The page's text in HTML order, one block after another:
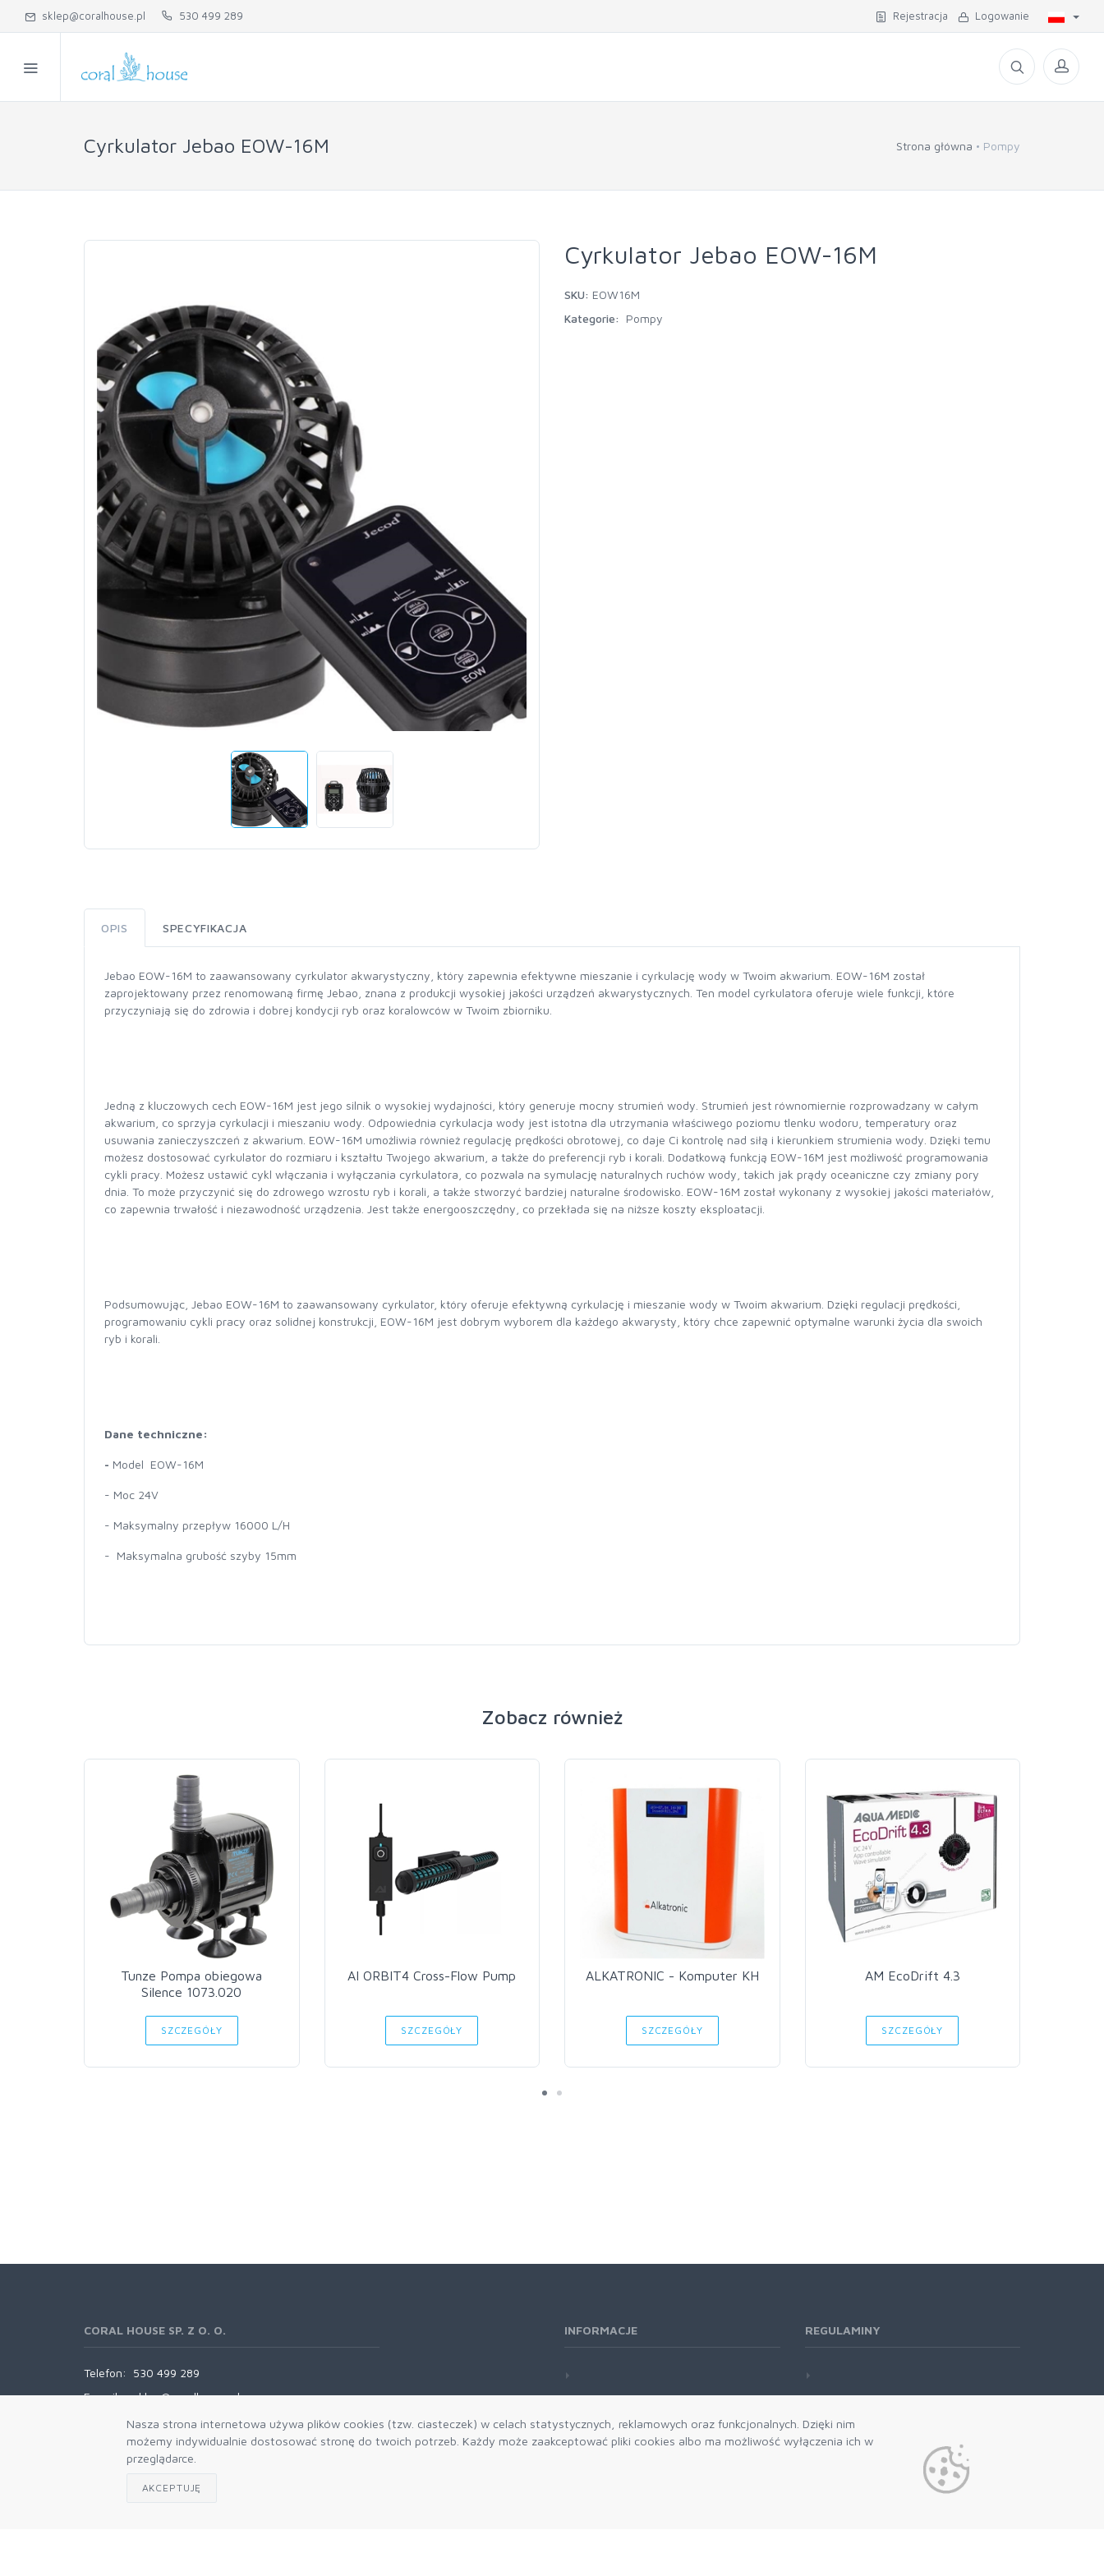
Nasza strona internetowa używa plików cookies (tzw. ciasteczek) w celach statystycznych, reklamowych oraz funkcjonalnych. Dzięki nim
możemy indywidualnie dostosować stronę do twoich potrzeb. Każdy może zaakceptować pliki cookies albo ma możliwość wyłączenia ich w
przeglądarce.
AKCEPTUJĘ
sklep@coralhouse.pl 530 499 289 Rejestracja Logowanie
Cyrkulator Jebao EOW-16M Strona główna Pompy
Cyrkulator Jebao EOW-16M
SKU: EOW16M
Kategorie:
Pompy
OPIS SPECYFIKACJA
Jebao EOW-16M to zaawansowany cyrkulator akwarystyczny, który zapewnia efektywne mieszanie i cyrkulację wody w Twoim akwarium. EOW-16M został
zaprojektowany przez renomowaną firmę Jebao, znana z produkcji wysokiej jakości urządzeń akwarystycznych. Ten model cyrkulatora oferuje wiele funkcji, które
przyczyniają się do zdrowia i dobrej kondycji ryb oraz koralowców w Twoim zbiorniku.
Jedną z kluczowych cech EOW-16M jest jego silnik o wysokiej wydajności, który generuje mocny strumień wody. Strumień jest równomiernie rozprowadzany w całym
akwarium, co sprzyja cyrkulacji i mieszaniu wody. Odpowiednia cyrkulacja wody jest istotna dla utrzymania właściwego poziomu tlenku wodoru, temperatury oraz
usuwania zanieczyszczeń z akwarium. EOW-16M umożliwia również regulację prędkości obrotowej, co daje Ci kontrolę nad siłą i kierunkiem strumienia wody. Dzięki temu
możesz dostosować cyrkulator do rozmiaru i kształtu Twojego akwarium, a także do preferencji ryb i korali. Dodatkową funkcją EOW-16M jest możliwość programowania
cykli pracy. Możesz ustawić cykl włączania i wyłączania cyrkulatora, co pozwala na symulację naturalnych ruchów wody, takich jak prądy oceaniczne czy zmiany pory
dnia. To może przyczynić się do zdrowego wzrostu ryb i korali, a także stworzyć bardziej naturalne środowisko. EOW-16M został wykonany z wysokiej jakości materiałów,
co zapewnia trwałość i niezawodność urządzenia. Jest także energooszczędny, co przekłada się na niższe koszty eksploatacji.
Podsumowując, Jebao EOW-16M to zaawansowany cyrkulator, który oferuje efektywną cyrkulację i mieszanie wody w Twoim akwarium. Dzięki regulacji prędkości,
programowaniu cykli pracy oraz solidnej konstrukcji, EOW-16M jest dobrym wyborem dla każdego akwarysty, który chce zapewnić optymalne warunki życia dla swoich
ryb i korali.
Dane techniczne:
- Model EOW-16M
- Moc 24V
- Maksymalny przepływ 16000 L/H
- Maksymalna grubość szyby 15mm
Zobacz również
Tunze Pompa obiegowa
Silence 1073.020
SZCZEGÓŁY
AI ORBIT4 Cross-Flow Pump
SZCZEGÓŁY
ALKATRONIC - Komputer KH
SZCZEGÓŁY
AM EcoDrift 4.3
SZCZEGÓŁY
CORAL HOUSE SP. Z O. O.
Telefon:
530 499 289
E-mail:
sklep@coralhouse.pl
INFORMACJE REGULAMINY